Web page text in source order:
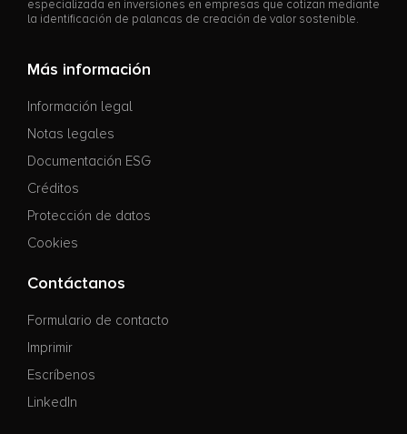
especializada en inversiones en empresas que cotizan mediante
la identificación de palancas de creación de valor sostenible.
Más información
Información legal
Notas legales
Documentación ESG
Créditos
Protección de datos
Cookies
Contáctanos
Formulario de contacto
Imprimir
Escríbenos
LinkedIn